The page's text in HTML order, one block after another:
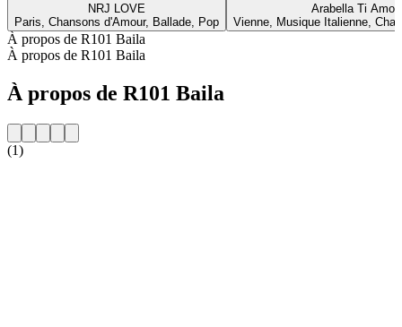
NRJ LOVE
Paris, Chansons d'Amour, Ballade, Pop
Arabella Ti Amo
Vienne, Musique Italienne,
À propos de R101 Baila
À propos de R101 Baila
À propos de R101 Baila
(1)